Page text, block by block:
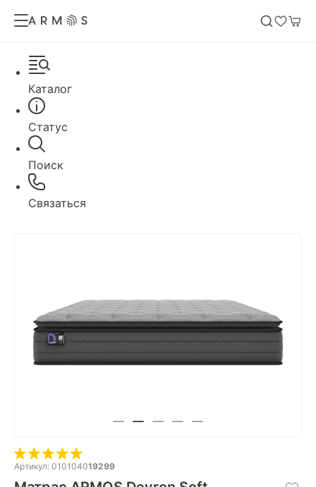
Каталог
Статус
Поиск
Связаться
Артикул: 010104019299